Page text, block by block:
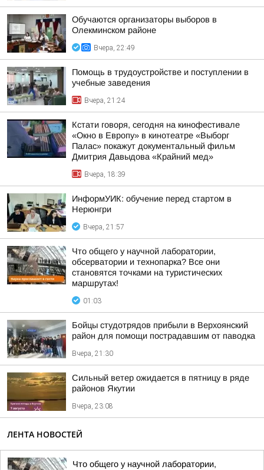
Обучаются организаторы выборов в
Олекминском районе
Вчера, 22:49
Помощь в трудоустройстве и поступлении в
учебные заведения
Вчера, 21:24
Кстати говоря, сегодня на кинофестивале
«Окно в Европу» в кинотеатре «Выборг
Палас» покажут документальный фильм
Дмитрия Давыдова «Крайний мед»
Вчера, 18:39
ИнформУИК: обучение перед стартом в
Нерюнгри
Вчера, 21:57
Что общего у научной лаборатории,
обсерватории и технопарка? Все они
становятся точками на туристических
маршрутах!
01:03
Бойцы студотрядов прибыли в Верхоянский
район для помощи пострадавшим от паводка
Вчера, 21:30
Сильный ветер ожидается в пятницу в ряде
районов Якутии
Вчера, 23:08
ЛЕНТА НОВОСТЕЙ
Что общего у научной лаборатории,